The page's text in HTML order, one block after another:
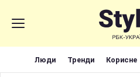
Люди Тренди Корисне